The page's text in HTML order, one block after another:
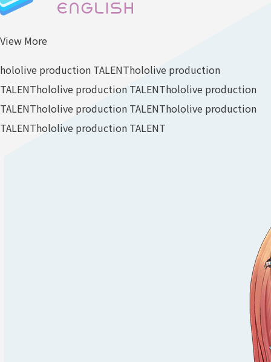
View More
hololive production TALENThololive production
TALENThololive production TALENThololive production
TALENThololive production TALENThololive production
TALENThololive production TALENT